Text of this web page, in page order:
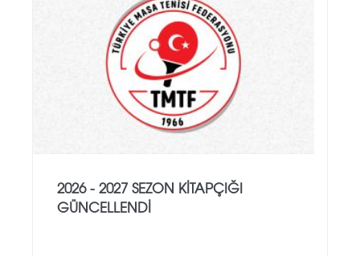
2026 - 2027 SEZON KITAPÇIĞI
GÜNCELLENDI